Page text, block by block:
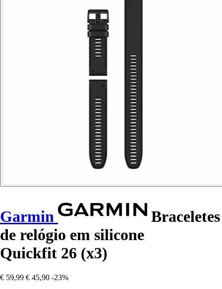
Garmin
Braceletes
de relógio em silicone
Quickfit 26 (x3)
€ 59,99 € 45,90 -23%